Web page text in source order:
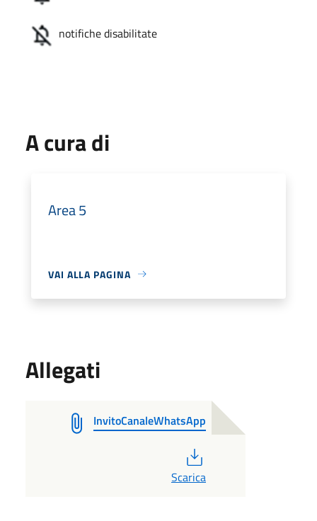
notifiche disabilitate
A cura di
Area 5
VAI ALLA PAGINA
Allegati
InvitoCanaleWhatsApp
Scarica